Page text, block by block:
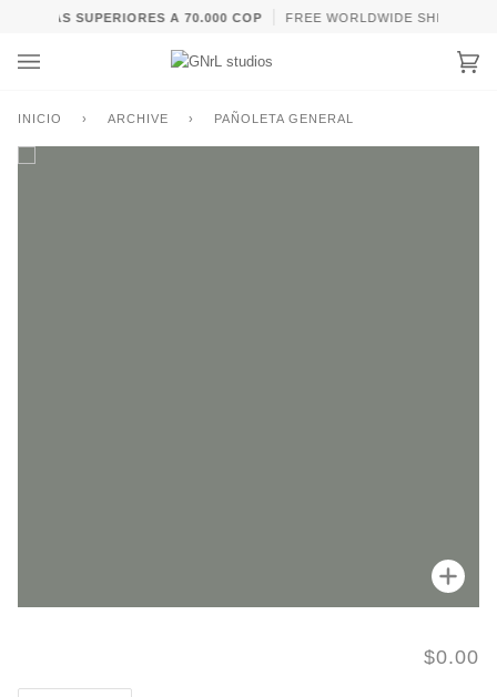
SUPERIORES A 70.000 COP FREE WORLDWIDE SHIPPING
INICIO › ARCHIVE › PAÑOLETA GENERAL
$0.00